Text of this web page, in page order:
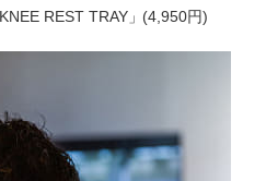
REST TRAY」(4,950円)